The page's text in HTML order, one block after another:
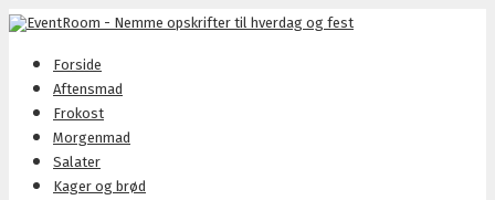
Forside
Aftensmad
Frokost
Morgenmad
Salater
Kager og brød